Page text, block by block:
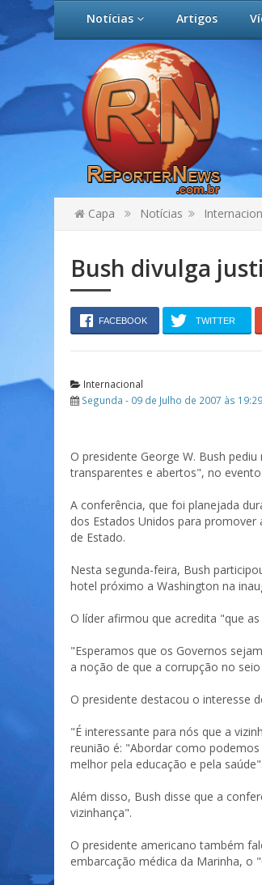
Notícias Artigos
Capa Notícias
Bush divulga
FACEBOOK TWITTER
Internacional
Segunda - 09 de Julho de 2007 às 19:29
O presidente George W. Bush
transparentes e abertos", no
A conferência, que foi planejada
dos Estados Unidos para
de Estado.
Nesta segunda-feira, Bush
hotel próximo a Washington na
O líder afirmou que acredita "que
"Esperamos que os Governos
a noção de que a corrupção no
O presidente destacou o interesse
"É interessante para nós que a
reunião é: "Abordar como
melhor pela educação e pela saúde".
Além disso, Bush disse que a
vizinhança".
O presidente americano também
embarcação médica da Marinha, o